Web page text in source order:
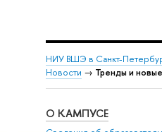
НИУ ВШЭ в Санкт-
Новости → Тренды и
О КАМПУСЕ